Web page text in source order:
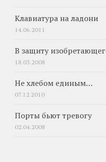
Клавиатура на ладони
14.06.2011
В защиту
18.03.2008
Не хлебом единым…
07.12.2010
Порты бьют тревогу
02.04.2008